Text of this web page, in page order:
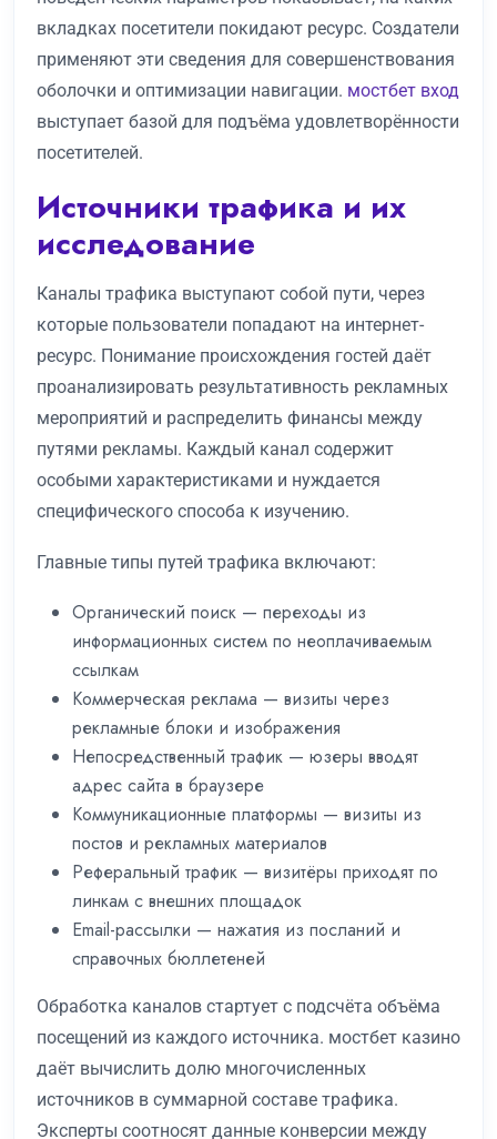
вкладках посетители покидают ресурс. Создатели
применяют эти сведения для совершенствования
оболочки и оптимизации навигации. мостбет вход
выступает базой для подъёма удовлетворённости
посетителей.
Источники трафика и их
исследование
Каналы трафика выступают собой пути, через
которые пользователи попадают на интернет-
ресурс. Понимание происхождения гостей даёт
проанализировать результативность рекламных
мероприятий и распределить финансы между
путями рекламы. Каждый канал содержит
особыми характеристиками и нуждается
специфического способа к изучению.
Главные типы путей трафика включают:
Органический поиск — переходы из
информационных систем по неоплачиваемым
ссылкам
Коммерческая реклама — визиты через
рекламные блоки и изображения
Непосредственный трафик — юзеры вводят
адрес сайта в браузере
Коммуникационные платформы — визиты из
постов и рекламных материалов
Реферальный трафик — визитёры приходят по
линкам с внешних площадок
Email-рассылки — нажатия из посланий и
справочных бюллетеней
Обработка каналов стартует с подсчёта объёма
посещений из каждого источника. мостбет казино
даёт вычислить долю многочисленных
источников в суммарной составе трафика.
Эксперты соотносят данные конверсии между